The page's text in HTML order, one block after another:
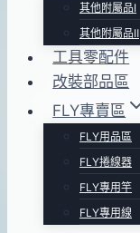
其他附屬品Ⅰ
其他附屬品Ⅱ
工具零配件
改裝部品區
FLY專賣區
FLY用品區
FLY捲線器
FLY專用竿
FLY專用線